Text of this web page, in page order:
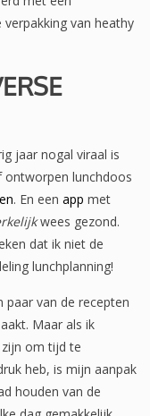
van heathy
jaar nogal viraal is
ontworpen lunchdoos
. En een app met
wees gezond.
dat ik niet de
lunchplanning!
paar van de recepten
Maar als ik
om tijd te
heb, is mijn aanpak
houden van de